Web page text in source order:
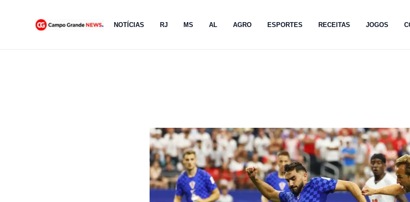
NOTÍCIAS RJ MS AL AGRO ESPORTES RECEITAS JOGOS